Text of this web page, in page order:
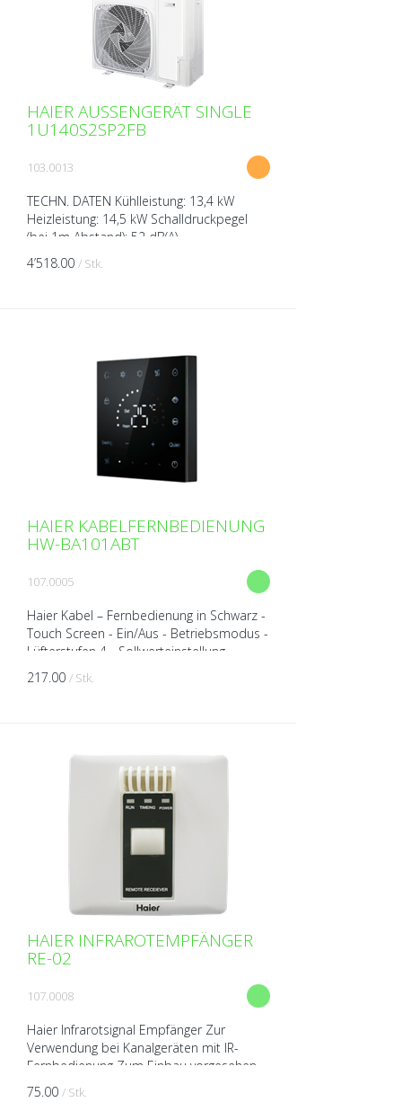
HAIER AUSSENGERÄT SINGLE
1U140S2SP2FB
103.0013
TECHN. DATEN Kühlleistung: 13,4 kW
Heizleistung: 14,5 kW Schalldruckpegel
(bei 1m Abstand): 52 dB(A)
Schallleistungspegel (bei 1m Abstand): 70
dB(A) Spannung: 380-415 V A...
4’518.00 / Stk.
HAIER KABELFERNBEDIENUNG
HW-BA101ABT
107.0005
Haier Kabel – Fernbedienung in Schwarz -
Touch Screen - Ein/Aus - Betriebsmodus -
Lüfterstufen 4 - Sollwerteinstellung -
Geringe Masse: 86 x 86 x 12 mm -
Empfänger für In...
217.00 / Stk.
HAIER INFRAROTEMPFÄNGER
RE-02
107.0008
Haier Infrarotsignal Empfänger Zur
Verwendung bei Kanalgeräten mit IR-
Fernbedienung Zum Einbau vorgesehen
Masse Blende: 85 x 85 x 20 mm Masse
Grundgerät: 75 x 75 x 28 mm
75.00 / Stk.